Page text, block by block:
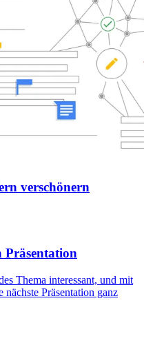
verschönern
Thema interessant, und mit
Präsentation ganz